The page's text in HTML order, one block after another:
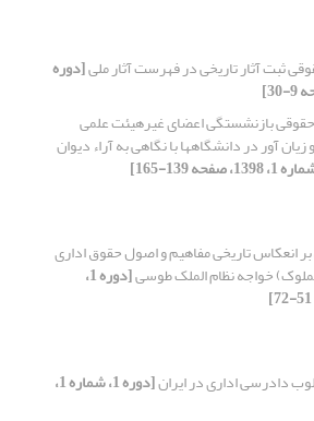
ثبت آثار تاریخی در فهرست آثار ملی[دوره
بازنشستگی اعضای غیرهیئت علمی
آور در دانشگاهها با نگاهی به آراء دیوان
بر انعکاس تاریخی مفاهیم و اصول حقوق اداری
خواجه نظام الملک طوسی [دوره 1،
دادرسی اداری در ایران [دوره 1، شماره 1،